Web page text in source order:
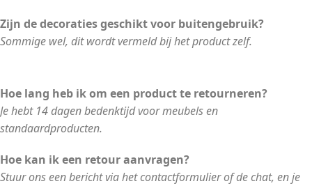
Zijn de decoraties geschikt voor buitengebruik?
Sommige wel, dit wordt vermeld bij het product zelf.
Hoe lang heb ik om een product te retourneren?
Je hebt 14 dagen bedenktijd voor meubels en
standaardproducten.
Hoe kan ik een retour aanvragen?
Stuur ons een bericht via het contactformulier of de chat, en je